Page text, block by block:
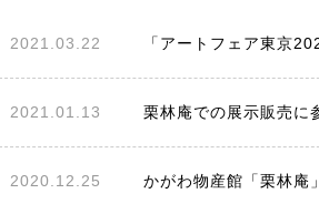
2021.03.22 「アートフェア東京
2021.01.13 栗林庵での展示販売に
2020.12.25 かがわ物産館「栗林庵